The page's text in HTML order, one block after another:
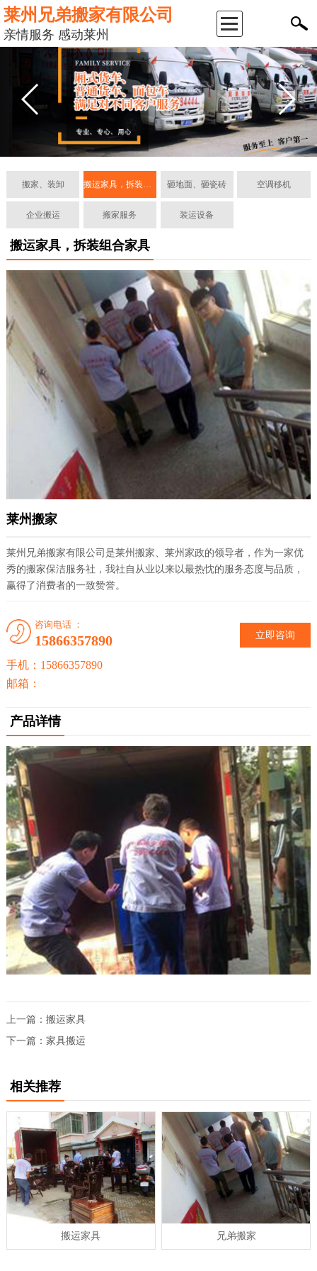
莱州兄弟搬家有限公司
亲情服务 感动莱州
返
司
简
介
服
务
项
案
例
新
闻
动
联
系
我
们
搬家、装卸 搬运家具，拆装组合家具 砸地面、砸瓷砖 空调移机
企业搬运 搬家服务 装运设备
搬运家具，拆装组合家具
莱州搬家
莱州兄弟搬家有限公司是莱州搬家、莱州家政的领导者，作为一家优
秀的搬家保洁服务社，我社自从业以来以最热忱的服务态度与品质，
赢得了消费者的一致赞誉。
立即咨询
咨询电话 ：
15866357890
手机：15866357890
邮箱：
产品详情
上一篇： 搬运家具
下一篇： 家具搬运
相关推荐
搬运家具 兄弟搬家